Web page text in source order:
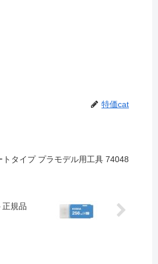
特価cat
タイプ プラモデル用工具 74048
規品